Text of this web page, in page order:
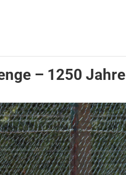
– 1250 Jahre